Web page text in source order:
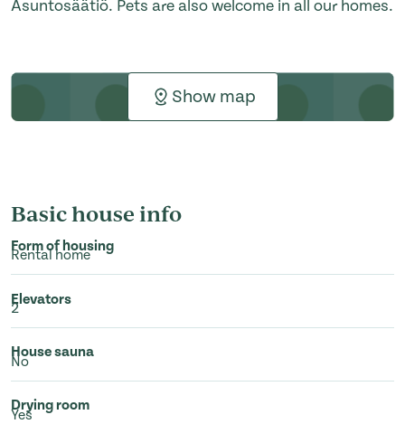
Asuntosäätiö. Pets are also welcome in all our homes.
Show map
Basic house info
Form of housing
Rental home
Elevators
2
House sauna
No
Drying room
Yes